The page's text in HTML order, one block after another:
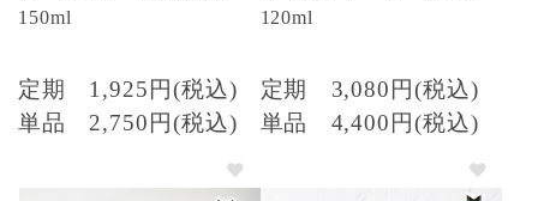
150ml
定期
1,925円(税込)
単品
2,750円(税込)
120ml
定期
3,080円(税込)
単品
4,400円(税込)